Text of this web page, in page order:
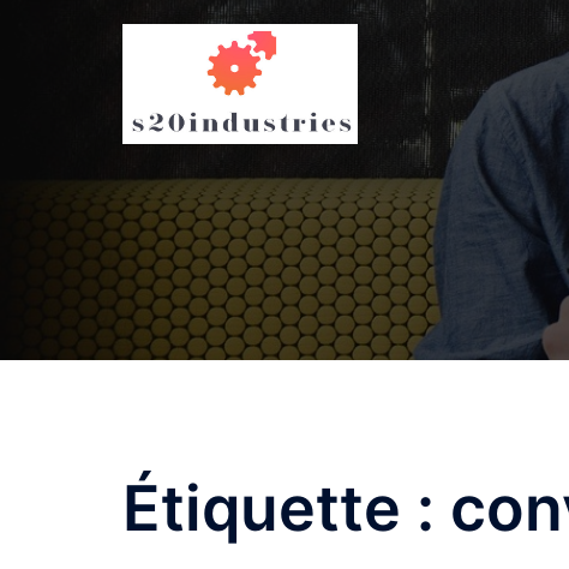
Étiquette :